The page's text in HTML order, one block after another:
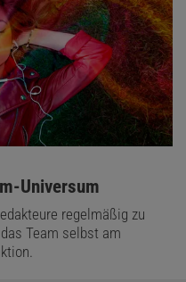
Universum
regelmäßig zu
Team selbst am